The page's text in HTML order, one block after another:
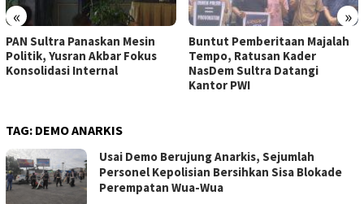
« »
PAN Sultra Panaskan Mesin
Politik, Yusran Akbar Fokus
Konsolidasi Internal
Buntut Pemberitaan Majalah
Tempo, Ratusan Kader
NasDem Sultra Datangi
Kantor PWI
TAG: DEMO ANARKIS
Usai Demo Berujung Anarkis, Sejumlah
Personel Kepolisian Bersihkan Sisa Blokade
Perempatan Wua-Wua